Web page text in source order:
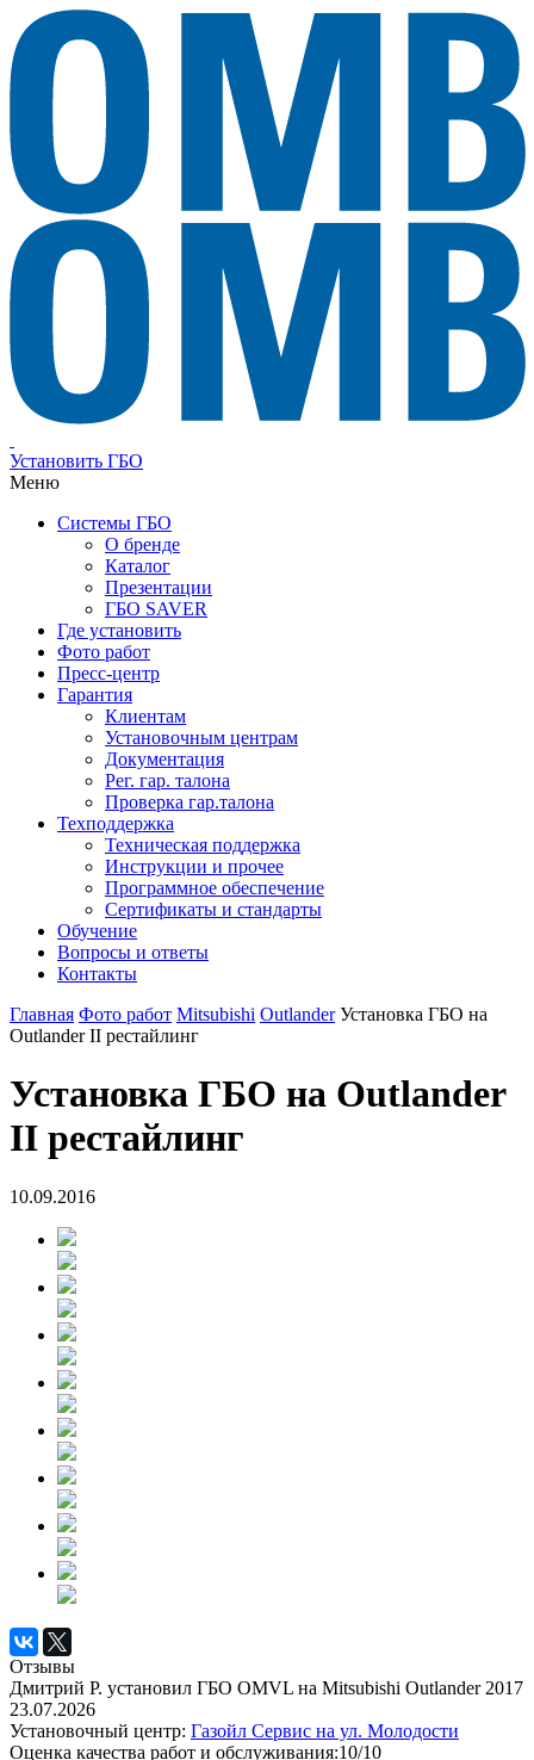
Установить ГБО
Меню
Системы ГБО
О бренде
Каталог
Презентации
ГБО SAVER
Где установить
Фото работ
Пресс-центр
Гарантия
Клиентам
Установочным центрам
Документация
Рег. гар. талона
Проверка гар.талона
Техподдержка
Техническая поддержка
Инструкции и прочее
Программное обеспечение
Сертификаты и стандарты
Обучение
Вопросы и ответы
Контакты
Главная Фото работ Mitsubishi Outlander Установка ГБО на
Outlander II рестайлинг
Установка ГБО на Outlander
II рестайлинг
10.09.2016
Отзывы
Дмитрий Р. установил ГБО OMVL на Mitsubishi Outlander 2017
23.07.2026
Установочный центр: Газойл Сервис на ул. Молодости
Оценка качества работ и обслуживания:10/10